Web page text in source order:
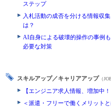
ステップ
入札活動の成否を分ける情報収
は？
AI自身による破壊的操作の事例
必要な対策
スキルアップ／キャリアアップ （
【エンジニア求人情報、増加中
＜派遣・フリーで働くメリット